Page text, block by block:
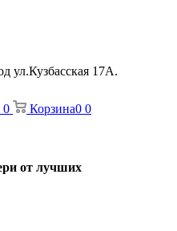
ул.Кузбасская 17А.
0 Корзина0 0
от лучших